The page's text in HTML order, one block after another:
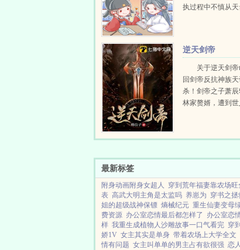
执过程中不慎从
逆天剑帝
关于逆天剑
回剑帝反抗神族
杀！剑帝之子萧
林家赘婿，遭到
就不朽传奇！神
最新标签
附身动画附身女超人 穿到荒年福妻靠农场旺
表 高武大明主角是太监吗 养崽为 穿书之
姐的超级战神保镖 熵械纪元 重生仙妻变母
费资源 办公室恋情最后都怎样了 办公室恋
样 我重生成植物人沙雕故事一口气看完 穿
娇1V 女主其实是单身 带着农场上大学全文
情有问题 女主叫单单的男主占有欲很强 恋